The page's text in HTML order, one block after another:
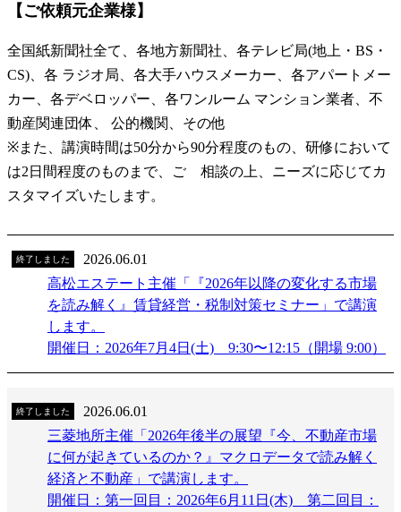
【ご依頼元企業様】
全国紙新聞社全て、各地方新聞社、各テレビ局(地上・BS・
CS)、各 ラジオ局、各大手ハウスメーカー、各アパートメー
カー、各デベロッパー、各ワンルーム マンション業者、不
動産関連団体、 公的機関、その他
※また、講演時間は50分から90分程度のもの、研修において
は2日間程度のものまで、ご゙相談の上、ニーズに応じてカ
スタマイズいたします。
終了しました
2026.06.01
高松エステート主催「『2026年以降の変化する市場
を読み解く』賃貸経営・税制対策セミナー」で講演
します。
開催日：2026年7月4日(土) 9:30〜12:15（開場 9:00）
終了しました
2026.06.01
三菱地所主催「2026年後半の展望『今、不動産市場
に何が起きているのか？』マクロデータで読み解く
経済と不動産」で講演します。
開催日：第一回目：2026年6月11日(木) 第二回目：